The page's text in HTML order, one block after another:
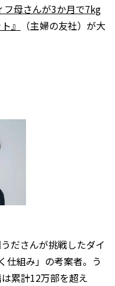
フ母さんが3か月で7kg
』
（主婦の友社）が大
ださんが挑戦したダイ
仕組み」の考案者。う
累計12万部を超え